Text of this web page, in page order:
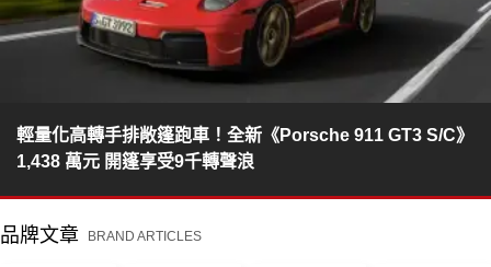
輕量化高轉手排敞篷跑車！全新《Porsche 911 GT3 S/C》
1,438 萬元 開篷享受9千轉聲浪
品牌文章 BRAND ARTICLES